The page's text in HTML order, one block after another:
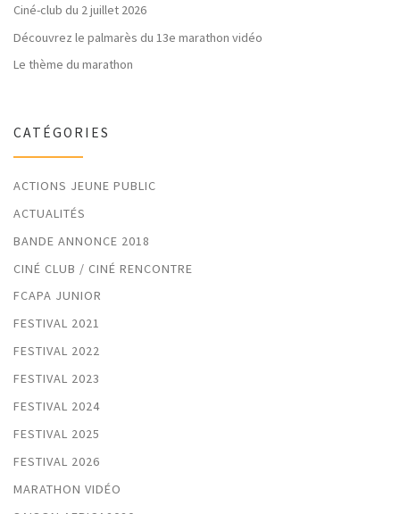
Ciné-club du 2 juillet 2026
Découvrez le palmarès du 13e marathon vidéo
Le thème du marathon
CATÉGORIES
ACTIONS JEUNE PUBLIC
ACTUALITÉS
BANDE ANNONCE 2018
CINÉ CLUB / CINÉ RENCONTRE
FCAPA JUNIOR
FESTIVAL 2021
FESTIVAL 2022
FESTIVAL 2023
FESTIVAL 2024
FESTIVAL 2025
FESTIVAL 2026
MARATHON VIDÉO